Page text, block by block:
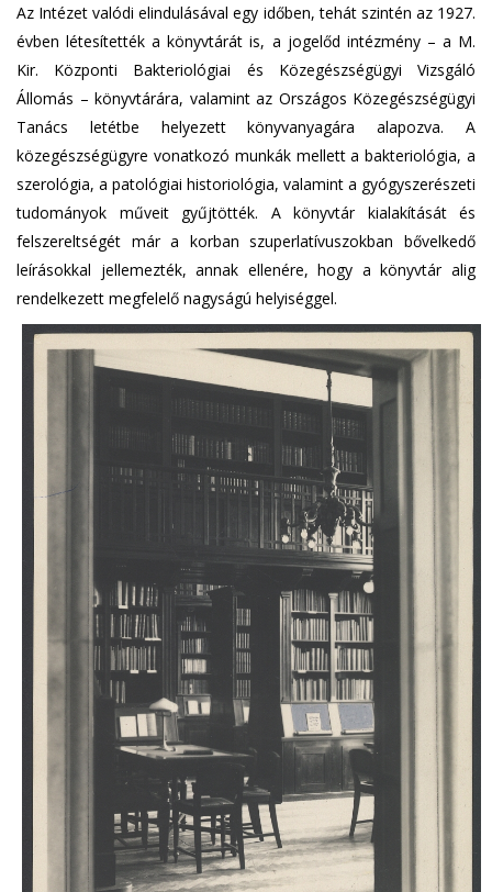
Az Intézet valódi elindulásával egy időben, tehát szintén az 1927.
évben létesítették a könyvtárát is, a jogelőd intézmény – a M.
Kir. Központi Bakteriológiai és Közegészségügyi Vizsgáló
Állomás – könyvtárára, valamint az Országos Közegészségügyi
Tanács letétbe helyezett könyvanyagára alapozva. A
közegészségügyre vonatkozó munkák mellett a bakteriológia, a
szerológia, a patológiai historiológia, valamint a gyógyszerészeti
tudományok műveit gyűjtötték. A könyvtár kialakítását és
felszereltségét már a korban szuperlatívuszokban bővelkedő
leírásokkal jellemezték, annak ellenére, hogy a könyvtár alig
rendelkezett megfelelő nagyságú helyiséggel.